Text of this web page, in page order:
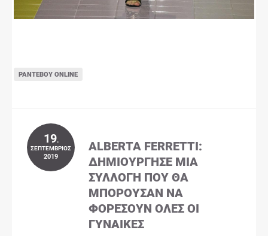
ΡΑΝΤΕΒΟΎ ONLINE
19.
ΣΕΠΤΈΜΒΡΙΟΣ
2019
ALBERTA FERRETTI:
ΔΗΜΙΟΎΡΓΗΣΕ ΜΊΑ
ΣΥΛΛΟΓΉ ΠΟΥ ΘΑ
ΜΠΟΡΟΎΣΑΝ ΝΑ
ΦΟΡΈΣΟΥΝ ΌΛΕΣ ΟΙ
ΓΥΝΑΊΚΕΣ